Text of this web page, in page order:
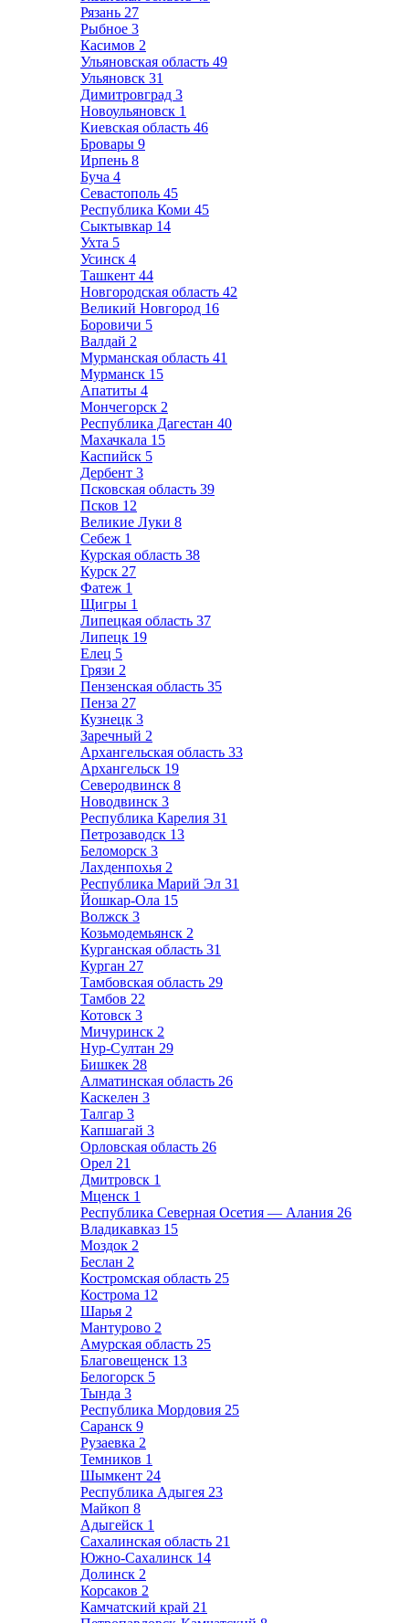
Рязань 27
Рыбное 3
Касимов 2
Ульяновская область 49
Ульяновск 31
Димитровград 3
Новоульяновск 1
Киевская область 46
Бровары 9
Ирпень 8
Буча 4
Севастополь 45
Республика Коми 45
Сыктывкар 14
Ухта 5
Усинск 4
Ташкент 44
Новгородская область 42
Великий Новгород 16
Боровичи 5
Валдай 2
Мурманская область 41
Мурманск 15
Апатиты 4
Мончегорск 2
Республика Дагестан 40
Махачкала 15
Каспийск 5
Дербент 3
Псковская область 39
Псков 12
Великие Луки 8
Себеж 1
Курская область 38
Курск 27
Фатеж 1
Щигры 1
Липецкая область 37
Липецк 19
Елец 5
Грязи 2
Пензенская область 35
Пенза 27
Кузнецк 3
Заречный 2
Архангельская область 33
Архангельск 19
Северодвинск 8
Новодвинск 3
Республика Карелия 31
Петрозаводск 13
Беломорск 3
Лахденпохья 2
Республика Марий Эл 31
Йошкар-Ола 15
Волжск 3
Козьмодемьянск 2
Курганская область 31
Курган 27
Тамбовская область 29
Тамбов 22
Котовск 3
Мичуринск 2
Нур-Султан 29
Бишкек 28
Алматинская область 26
Каскелен 3
Талгар 3
Капшагай 3
Орловская область 26
Орел 21
Дмитровск 1
Мценск 1
Республика Северная Осетия — Алания 26
Владикавказ 15
Моздок 2
Беслан 2
Костромская область 25
Кострома 12
Шарья 2
Мантурово 2
Амурская область 25
Благовещенск 13
Белогорск 5
Тында 3
Республика Мордовия 25
Саранск 9
Рузаевка 2
Темников 1
Шымкент 24
Республика Адыгея 23
Майкоп 8
Адыгейск 1
Сахалинская область 21
Южно-Сахалинск 14
Долинск 2
Корсаков 2
Камчатский край 21